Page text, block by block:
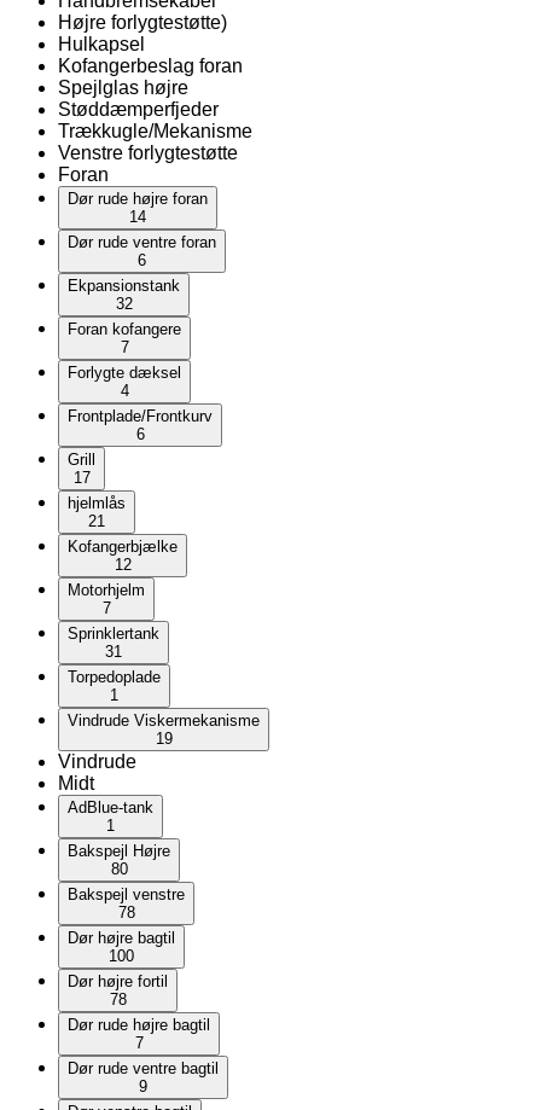
Højre forlygtestøtte)
Hulkapsel
Kofangerbeslag foran
Spejlglas højre
Støddæmperfjeder
Trækkugle/Mekanisme
Venstre forlygtestøtte
Foran
Dør rude højre foran
14
Dør rude ventre foran
6
Ekpansionstank
32
Foran kofangere
7
Forlygte dæksel
4
Frontplade/Frontkurv
6
Grill
17
hjelmlås
21
Kofangerbjælke
12
Motorhjelm
7
Sprinklertank
31
Torpedoplade
1
Vindrude Viskermekanisme
19
Vindrude
Midt
AdBlue-tank
1
Bakspejl Højre
80
Bakspejl venstre
78
Dør højre bagtil
100
Dør højre fortil
78
Dør rude højre bagtil
7
Dør rude ventre bagtil
9